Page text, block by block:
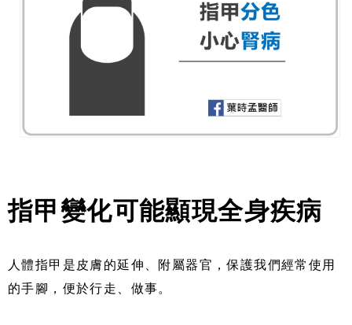
指甲變化可能顯現全身疾病
人體指甲是皮膚的延伸、附屬器官，保護我們經常使用
的手腳，便於行走、做事。